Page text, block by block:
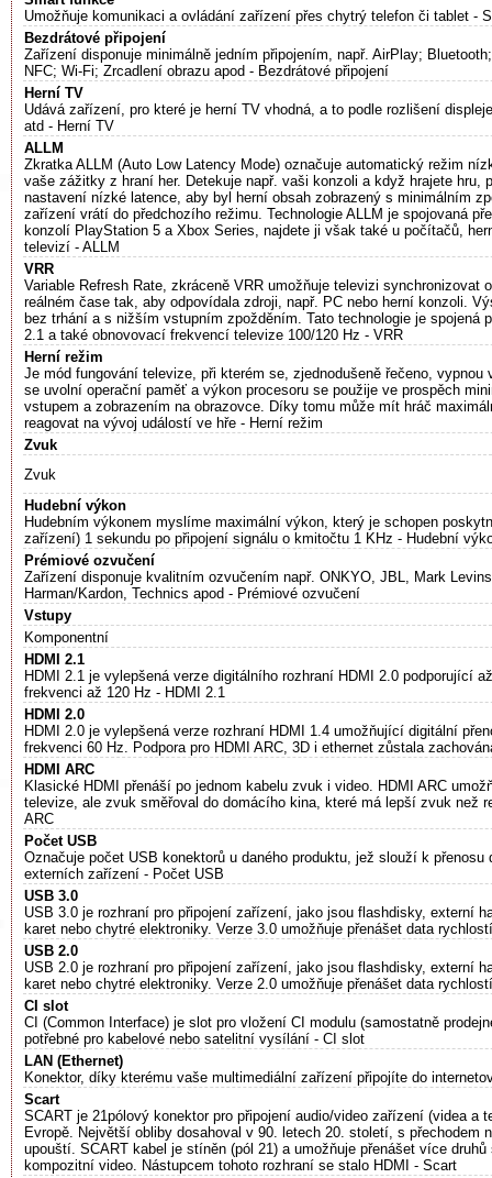
Umožňuje komunikaci a ovládání zařízení přes chytrý telefon či tablet -
Bezdrátové připojení
Zařízení disponuje minimálně jedním připojením, např. AirPlay;
NFC; Wi-Fi; Zrcadlení obrazu apod - Bezdrátové připojení
Herní TV
Udává zařízení, pro které je herní TV vhodná, a to podle rozlišení
atd - Herní TV
ALLM
Zkratka ALLM (Auto Low Latency Mode) označuje automatický režim
vaše zážitky z hraní her. Detekuje např. vaši konzoli a když hrajete hru,
nastavení nízké latence, aby byl herní obsah zobrazený s minimálním
zařízení vrátí do předchozího režimu. Technologie ALLM je spojovaná
konzolí PlayStation 5 a Xbox Series, najdete ji však také u počítačů,
televizí - ALLM
VRR
Variable Refresh Rate, zkráceně VRR umožňuje televizi synchronizovat
reálném čase tak, aby odpovídala zdroji, např. PC nebo herní konzoli.
bez trhání a s nižším vstupním zpožděním. Tato technologie je spojená
2.1 a také obnovovací frekvencí televize 100/120 Hz - VRR
Herní režim
Je mód fungování televize, při kterém se, zjednodušeně řečeno,
se uvolní operační paměť a výkon procesoru se použije ve prospěch
vstupem a zobrazením na obrazovce. Díky tomu může mít hráč
reagovat na vývoj událostí ve hře - Herní režim
Zvuk
Zvuk
Hudební výkon
Hudebním výkonem myslíme maximální výkon, který je schopen
zařízení) 1 sekundu po připojení signálu o kmitočtu 1 KHz - Hudební
Prémiové ozvučení
Zařízení disponuje kvalitním ozvučením např. ONKYO, JBL, Mark
Harman/Kardon, Technics apod - Prémiové ozvučení
Vstupy
Komponentní
HDMI 2.1
HDMI 2.1 je vylepšená verze digitálního rozhraní HDMI 2.0 podporující
frekvenci až 120 Hz - HDMI 2.1
HDMI 2.0
HDMI 2.0 je vylepšená verze rozhraní HDMI 1.4 umožňující digitální
frekvenci 60 Hz. Podpora pro HDMI ARC, 3D i ethernet zůstala
HDMI ARC
Klasické HDMI přenáší po jednom kabelu zvuk i video. HDMI ARC
televize, ale zvuk směřoval do domácího kina, které má lepší zvuk než
ARC
Počet USB
Označuje počet USB konektorů u daného produktu, jež slouží k
externích zařízení - Počet USB
USB 3.0
USB 3.0 je rozhraní pro připojení zařízení, jako jsou flashdisky, externí
karet nebo chytré elektroniky. Verze 3.0 umožňuje přenášet data
USB 2.0
USB 2.0 je rozhraní pro připojení zařízení, jako jsou flashdisky, externí
karet nebo chytré elektroniky. Verze 2.0 umožňuje přenášet data
CI slot
CI (Common Interface) je slot pro vložení CI modulu (samostatně
potřebné pro kabelové nebo satelitní vysílání - CI slot
LAN (Ethernet)
Konektor, díky kterému vaše multimediální zařízení připojíte do
Scart
SCART je 21pólový konektor pro připojení audio/video zařízení (videa a
Evropě. Největší obliby dosahoval v 90. letech 20. století, s přechodem
upouští. SCART kabel je stíněn (pól 21) a umožňuje přenášet více
kompozitní video. Nástupcem tohoto rozhraní se stalo HDMI - Scart